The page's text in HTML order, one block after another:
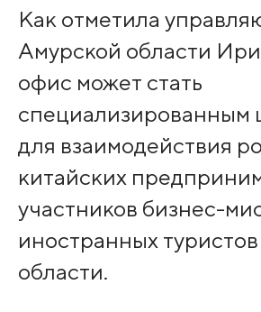
Как отметила
Амурской области
офис может стать
специализированным
для взаимодействия
китайских
участников бизнес-
иностранных
области.